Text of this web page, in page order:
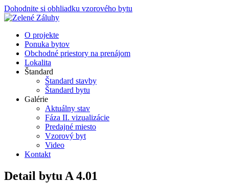
Dohodnite si obhliadku vzorového bytu
O projekte
Ponuka bytov
Obchodné priestory na prenájom
Lokalita
Štandard
Štandard stavby
Štandard bytu
Galérie
Aktuálny stav
Fáza II. vizualizácie
Predajné miesto
Vzorový byt
Video
Kontakt
Detail bytu A 4.01